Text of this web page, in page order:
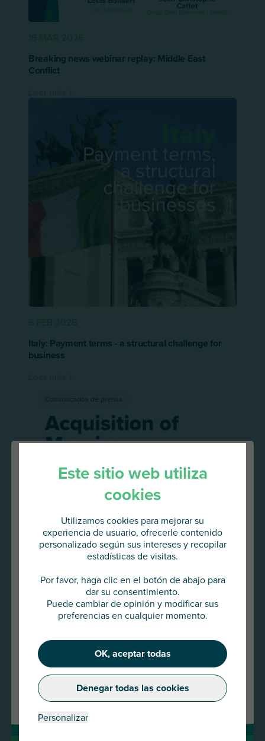
Breaking news webinar replay: Middle East
Conflict
Italy: Payment terms - a structural challenge for
business
Comunicados de prensa
22 ENE 2026
presence in the SME and mid-cap market with the
acquisition of Meurice Assurance-Crédit and
GESCO
Leer más
Va a acceder al
AU Group Global
Pulse abajo para continuar o elija
otro país
Continuar
Cambiar de país
Este sitio web utiliza
cookies
Utilizamos cookies para mejorar su
experiencia de usuario, ofrecerle contenido
personalizado según sus intereses y recopilar
estadísticas de visitas.
Por favor, haga clic en el botón de abajo para
dar su consentimiento.
Puede cambiar de opinión y modificar sus
preferencias en cualquier momento.
OK, aceptar todas
Denegar todas las cookies
Personalizar